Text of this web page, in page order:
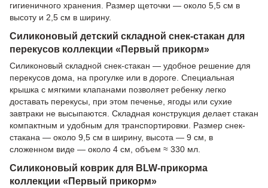
гигиеничного хранения. Размер щеточки — около 5,5 см в
высоту и 2,5 см в ширину.
Силиконовый детский складной снек-стакан для
перекусов коллекции «Первый прикорм»
Силиконовый складной снек-стакан — удобное решение для
перекусов дома, на прогулке или в дороге. Специальная
крышка с мягкими клапанами позволяет ребенку легко
доставать перекусы, при этом печенье, ягоды или сухие
завтраки не высыпаются. Складная конструкция делает стакан
компактным и удобным для транспортировки. Размер снек-
стакана — около 9,5 см в ширину, высота — 9 см, в
сложенном виде — около 4 см, объем ≈ 330 мл.
Силиконовый коврик для BLW-прикорма
коллекции «Первый прикорм»